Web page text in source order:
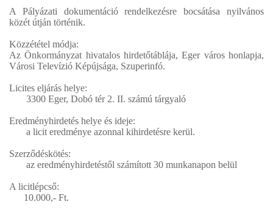
A Pályázati dokumentáció rendelkezésre bocsátása nyilvános
közét útján történik.
Közzététel módja:
Az Önkormányzat hivatalos hirdetőtáblája, Eger város honlapja,
Városi Televízió Képújsága, Szuperinfó.
Licites eljárás helye:
3300 Eger, Dobó tér 2. II. számú tárgyaló
Eredményhirdetés helye és ideje:
a licit eredménye azonnal kihirdetésre kerül.
Szerződéskötés:
az eredményhirdetéstől számított 30 munkanapon belül
A licitlépcső:
10.000,- Ft.